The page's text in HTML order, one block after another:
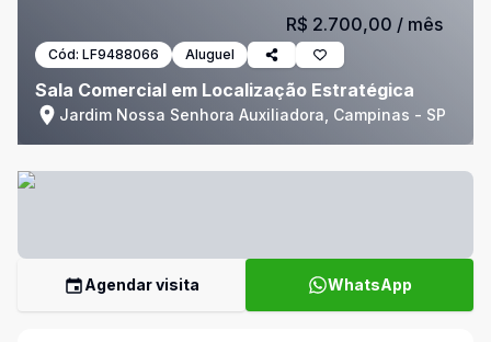
Cód: LF9488066 Aluguel
Sala Comercial em Localização Estratégica
Jardim Nossa Senhora Auxiliadora, Campinas - SP
R$ 2.700,00 / mês
Agendar visita WhatsApp